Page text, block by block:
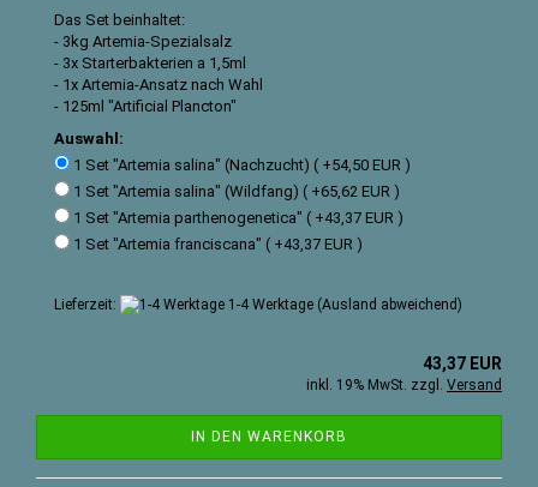
Das Set beinhaltet:
- 3kg Artemia-Spezialsalz
- 3x Starterbakterien a 1,5ml
- 1x Artemia-Ansatz nach Wahl
- 125ml "Artificial Plancton"
Auswahl:
1 Set "Artemia salina" (Nachzucht) ( +54,50 EUR )
1 Set "Artemia salina" (Wildfang) ( +65,62 EUR )
1 Set "Artemia parthenogenetica" ( +43,37 EUR )
1 Set "Artemia franciscana" ( +43,37 EUR )
Lieferzeit: 1-4 Werktage (Ausland abweichend)
43,37 EUR
inkl. 19% MwSt. zzgl. Versand
IN DEN WARENKORB